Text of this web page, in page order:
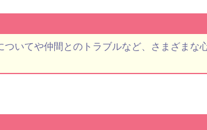
ついてや仲間とのトラブルなど、さまざまな